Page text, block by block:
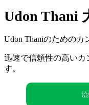
Udon Thani
Udon Thaniのための
迅速で信頼性の高いカ
す。